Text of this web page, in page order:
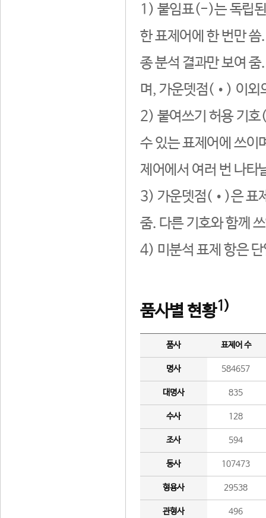
1) 붙임표(-)는 독립된
한 표제어에 한 번만
종 분석 결과만 보여
며, 가운뎃점(•) 이외
2) 붙여쓰기 허용 기호
수 있는 표제어에 쓰이
제어에서 여러 번 나타
3) 가운뎃점(•)은 표
줌. 다른 기호와 함께
4) 미분석 표제 항은
품사별 현황1)
품사 표제어 수
명사 584657
대명사 835
수사 128
조사 594
동사 107473
형용사 29538
관형사 496